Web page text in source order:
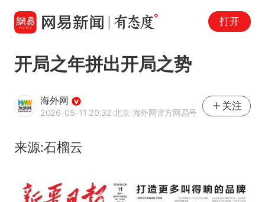
打开
开局之年拼出开局之势
海外网
2026-05-11 20:32·北京·海外网官方网易号
关注
来源:石榴云